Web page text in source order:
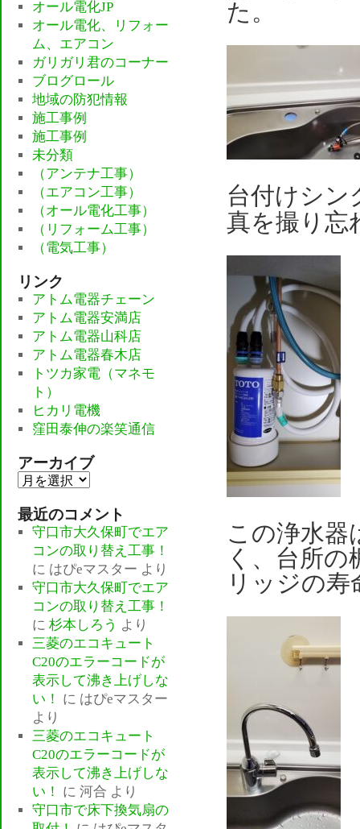
た。
台付けシン
真を撮り忘
この浄水器
く、台所
リッジの
オール電化JP
オール電化、リフォー
ム、エアコン
ガリガリ君のコーナー
ブログロール
地域の防犯情報
施工事例
施工事例
未分類
（アンテナ工事）
（エアコン工事）
（オール電化工事）
（リフォーム工事）
（電気工事）
リンク
アトム電器チェーン
アトム電器安満店
アトム電器山科店
アトム電器春木店
トツカ家電（マネモ
ト）
ヒカリ電機
窪田泰伸の楽笑通信
アーカイブ
ア
カ
イ
最近のコメント
守口市大久保町でエア
コンの取り替え工事！
に はぴeマスター より
守口市大久保町でエア
コンの取り替え工事！
に杉本しろう より
三菱のエコキュート
C20のエラーコードが
表示して沸き上げしな
い！
に はぴeマスター
より
三菱のエコキュート
C20のエラーコードが
表示して沸き上げしな
い！
に河合 より
守口市で床下換気扇の